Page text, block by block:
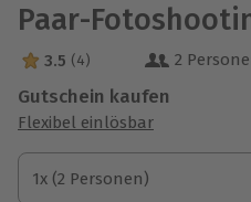
Paar-
3.5 Sterne von 5 aus 4
3.5 (4) 2
Gutschein kaufen
Flexibel einlösbar
1x (2 Personen)
1x (2 Personen)
1x (2 Personen)